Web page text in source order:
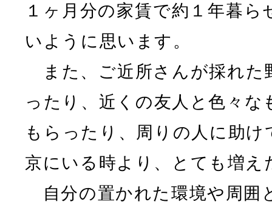
１ヶ月分の家賃で約１年暮
いように思います。
また、ご近所さんが採れた
ったり、近くの友人と色々
もらったり、周りの人に助
京にいる時より、とても増え
自分の置かれた環境や周囲